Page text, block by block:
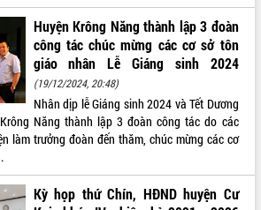
Huyện Krông Năng thành lập 3 đoàn
công tác chúc mừng các cơ sở tôn
giáo nhân Lễ Giáng sinh 2024
(19/12/2024, 20:48)
Nhân dịp lễ Giáng sinh 2024 và Tết Dương
Năng thành lập 3 đoàn công tác do các
làm trưởng đoàn đến thăm, chúc mừng các cơ
Kỳ họp thứ Chín, HĐND huyện Cư